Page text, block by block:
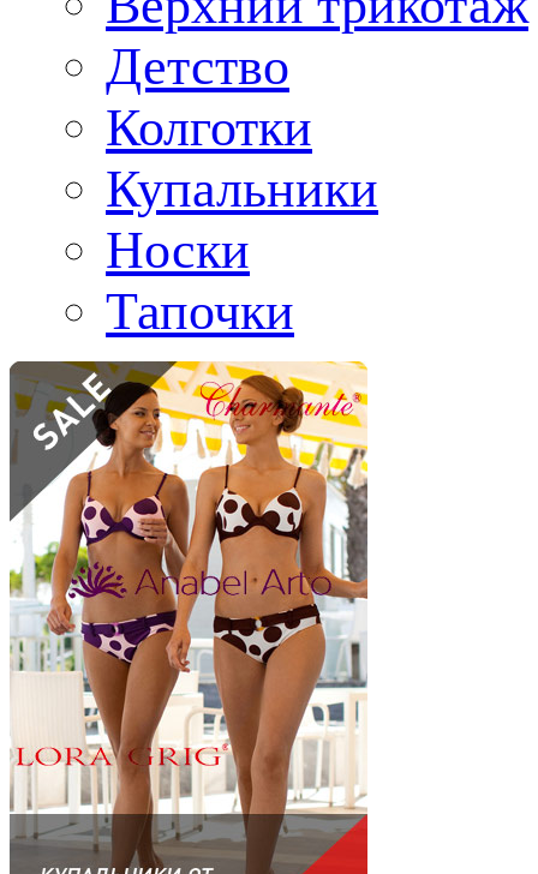
Детство
Колготки
Купальники
Носки
Тапочки